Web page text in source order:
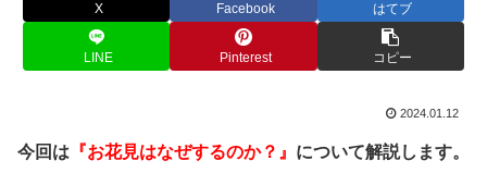
X Facebook はてブ
LINE Pinterest コピー
2024.01.12
今回は 『お花見はなぜするのか？』 について解説します。